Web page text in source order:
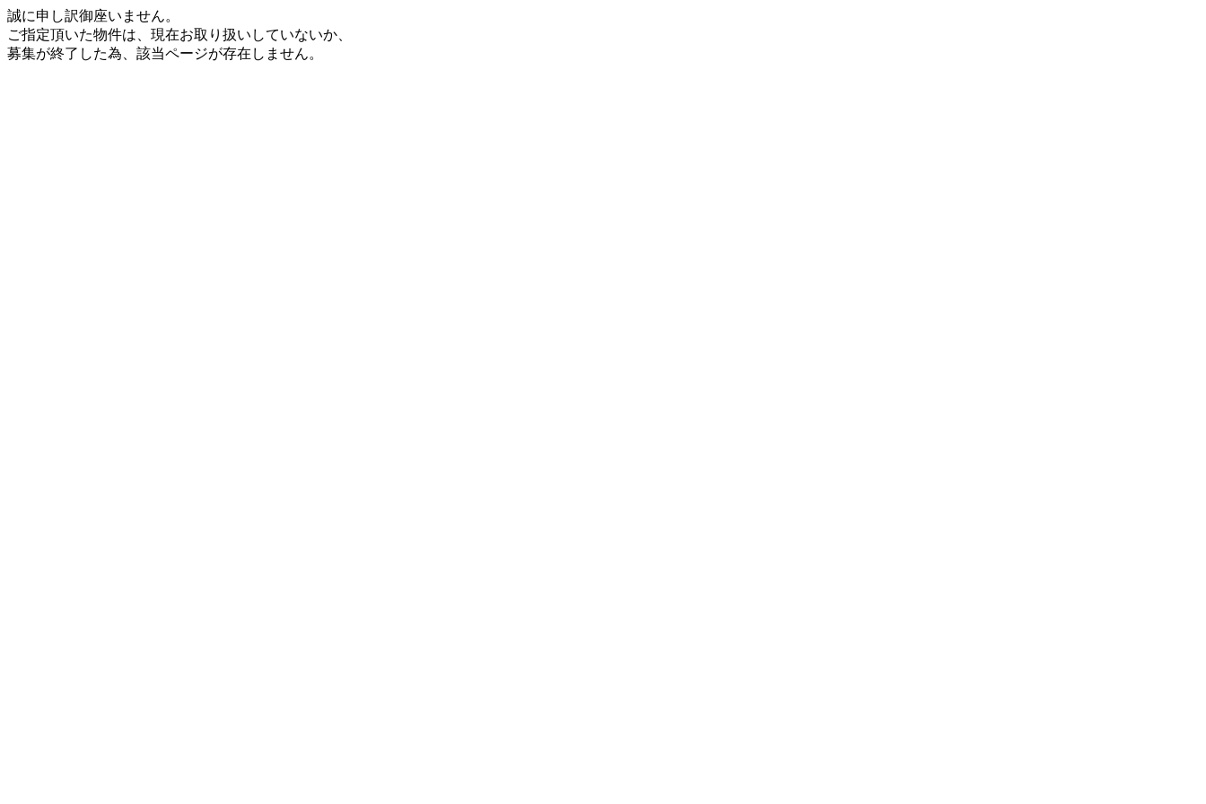
誠に申し訳御座いません。
ご指定頂いた物件は、現在お取り扱いしていないか、
募集が終了した為、該当ページが存在しません。